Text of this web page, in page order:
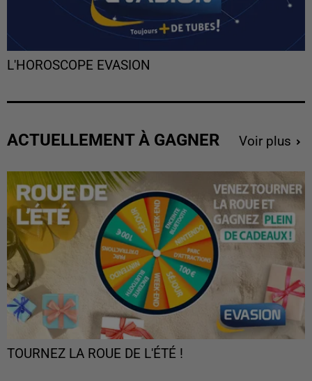
L'HOROSCOPE EVASION
ACTUELLEMENT À GAGNER Voir plus
TOURNEZ LA ROUE DE L'ÉTÉ !